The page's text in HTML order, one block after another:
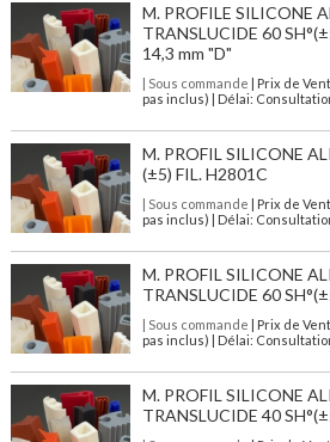
M. PROFILE SILICONE
TRANSLUCIDE 60
14,3 mm "D"
| Sous commande | Prix de
pas inclus) | Délai:
M. PROFIL SILICONE
(±5) FIL. H2801C
| Sous commande | Prix de
pas inclus) | Délai:
M. PROFIL SILICONE
TRANSLUCIDE 60
| Sous commande | Prix de
pas inclus) | Délai:
M. PROFIL SILICONE
TRANSLUCIDE 40